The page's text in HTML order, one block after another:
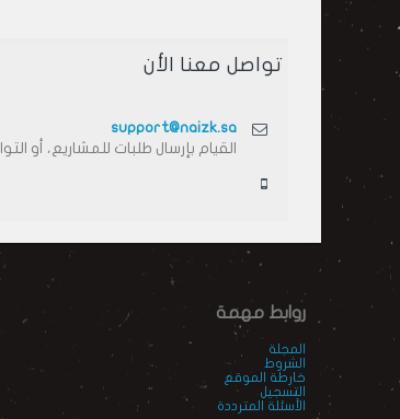
تواصل معنا الأن
support@naizk.sa
القيام بإرسال طلبات للمشاريع، أو
روابط مهمة
المجلة
الشروط
خارطة الموقع
التسجيل
الأسئلة المترددة